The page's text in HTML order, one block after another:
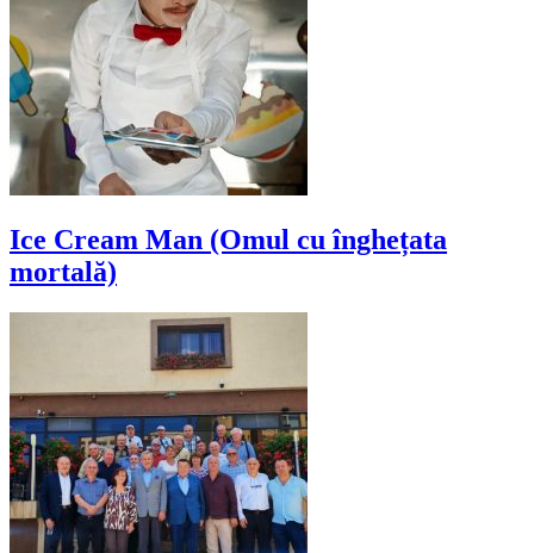
Ice Cream Man (Omul cu înghețata
mortală)